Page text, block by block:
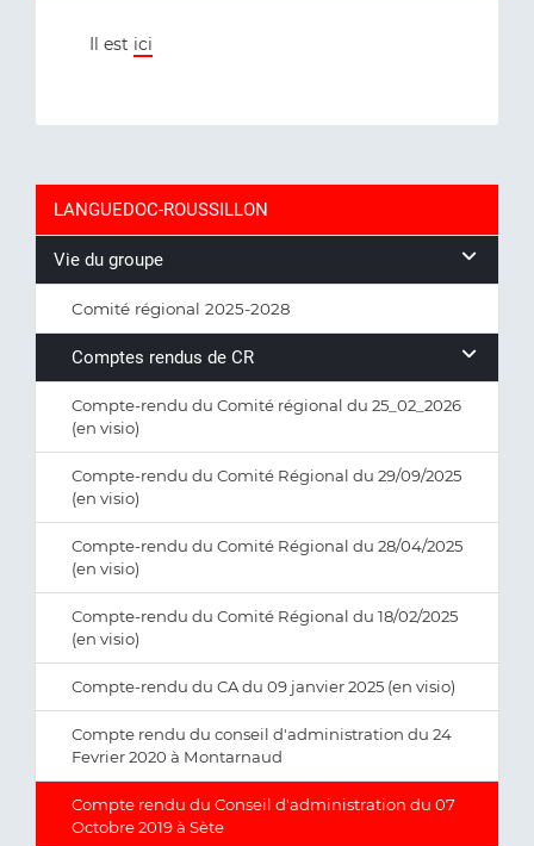
Il est ici
LANGUEDOC-ROUSSILLON
Vie du groupe
Comité régional 2025-2028
Comptes rendus de CR
Compte-rendu du Comité régional du 25_02_2026
(en visio)
Compte-rendu du Comité Régional du 29/09/2025
(en visio)
Compte-rendu du Comité Régional du 28/04/2025
(en visio)
Compte-rendu du Comité Régional du 18/02/2025
(en visio)
Compte-rendu du CA du 09 janvier 2025 (en visio)
Compte rendu du conseil d'administration du 24
Fevrier 2020 à Montarnaud
Compte rendu du Conseil d'administration du 07
Octobre 2019 à Sète